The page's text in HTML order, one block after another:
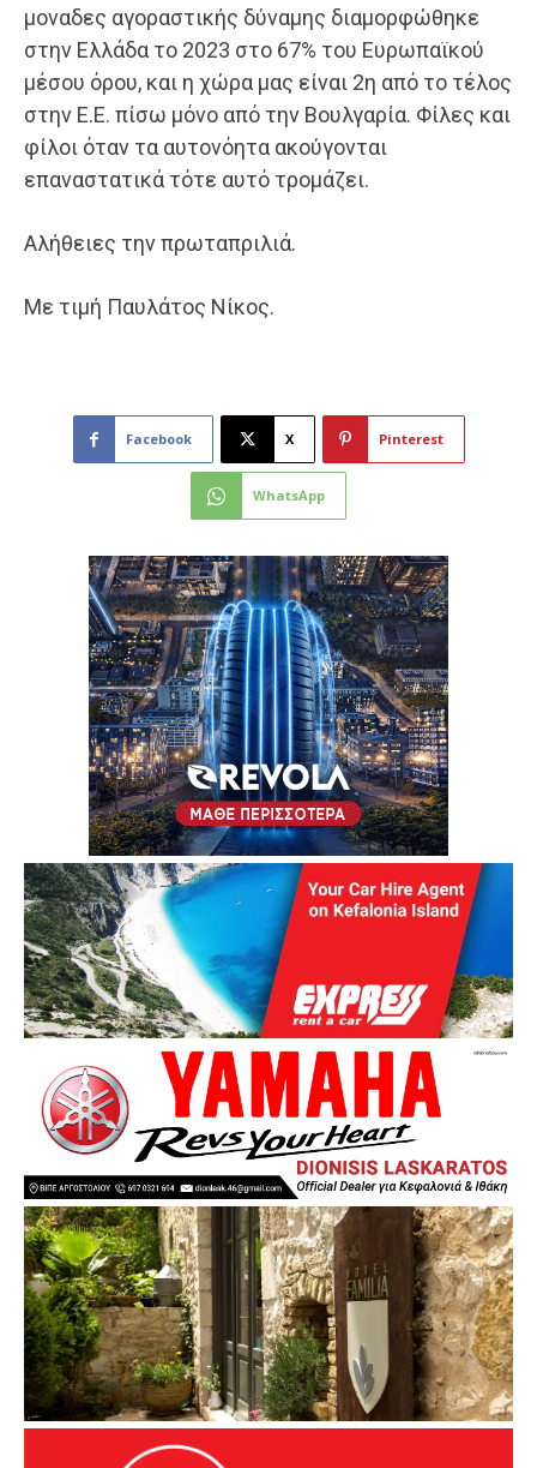
μοναδες αγοραστικής δύναμης διαμορφώθηκε
στην Ελλάδα το 2023 στο 67% του Ευρωπαϊκού
μέσου όρου, και η χώρα μας είναι 2η από το τέλος
στην Ε.Ε. πίσω μόνο από την Βουλγαρία. Φίλες και
φίλοι όταν τα αυτονόητα ακούγονται
επαναστατικά τότε αυτό τρομάζει.
Αλήθειες την πρωταπριλιά.
Με τιμή Παυλάτος Νίκος.
Facebook X Pinterest
WhatsApp